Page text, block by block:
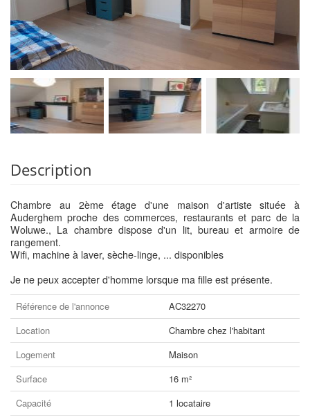
Description
Chambre au 2ème étage d'une maison d'artiste située à
Auderghem proche des commerces, restaurants et parc de la
Woluwe., La chambre dispose d'un lit, bureau et armoire de
rangement.
Wifi, machine à laver, sèche-linge, ... disponibles
Je ne peux accepter d'homme lorsque ma fille est présente.
Référence de l'annonce
AC32270
Location
Chambre chez l'habitant
Logement
Maison
Surface
16 m²
Capacité
1 locataire